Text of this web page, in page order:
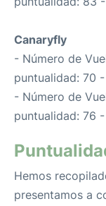
Canaryfly
- Número de
puntualidad: 70
- Número de
puntualidad: 76
Hemos
presentamos a